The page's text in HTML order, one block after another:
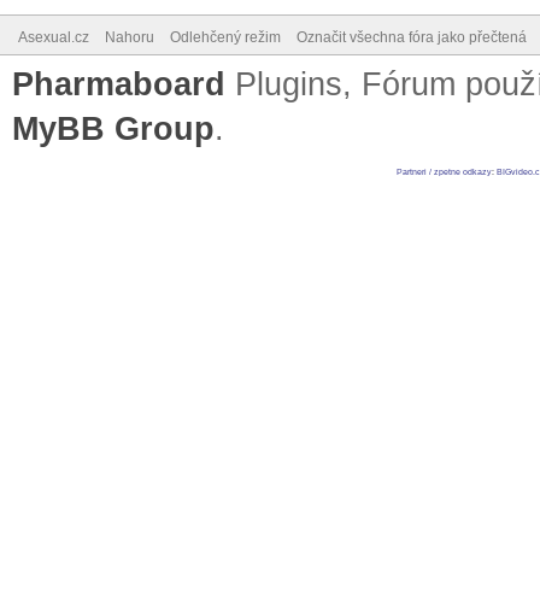
Asexual.cz Nahoru Odlehčený režim Označit všechna fóra jako přečtená
Pharmaboard Plugins, Fórum
MyBB Group.
Partneri / zpetne odkazy: